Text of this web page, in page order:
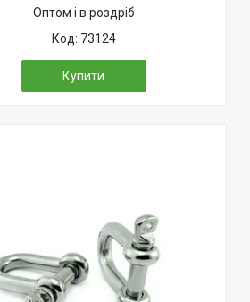
Оптом і в роздріб
73124
Купити